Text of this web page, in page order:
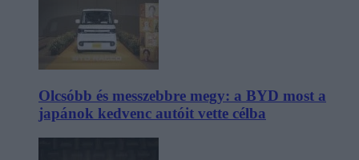
Olcsóbb és messzebbre megy: a BYD most a
japánok kedvenc autóit vette célba